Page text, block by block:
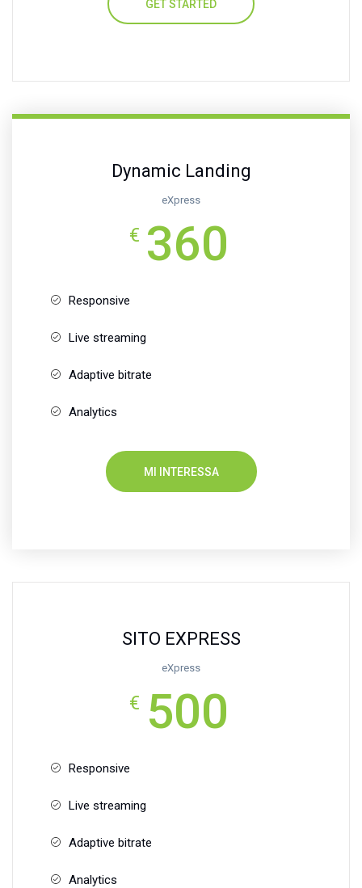
GET STARTED
Dynamic Landing
eXpress
€ 360
Responsive
Live streaming
Adaptive bitrate
Analytics
MI INTERESSA
SITO EXPRESS
eXpress
€ 500
Responsive
Live streaming
Adaptive bitrate
Analytics